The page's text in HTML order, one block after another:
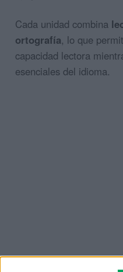
Cada unidad combina
ortografía, lo que
capacidad lectora
esenciales del idioma.